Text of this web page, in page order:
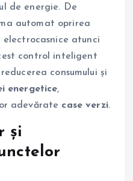
de energie. De
automat oprirea
electrocasnice atunci
control inteligent
consumului și
energetice,
adevărate case verzi.
și